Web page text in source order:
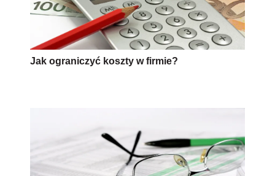
Jak ograniczyć koszty w firmie?